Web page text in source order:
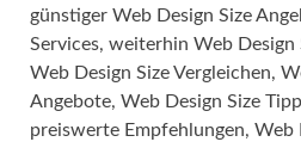
günstiger Web Design Size
Services, weiterhin Web Design
Web Design Size Vergleichen,
Angebote, Web Design Size
preiswerte Empfehlungen, Web